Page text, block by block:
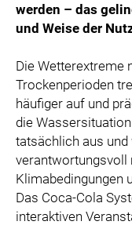
MEDIA
PRESSEKONTAKT
werden – das
und Weise der
Die Wetterextreme
Trockenperioden
häufiger auf und
die
tatsächlich aus und
verantwortungsvoll
Klimabedingungen
Das Coca-Cola
interaktiven